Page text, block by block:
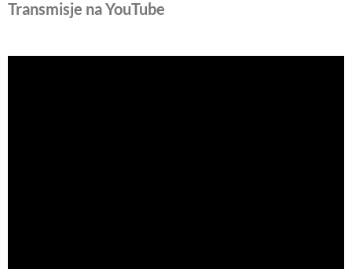
Transmisje na YouTube